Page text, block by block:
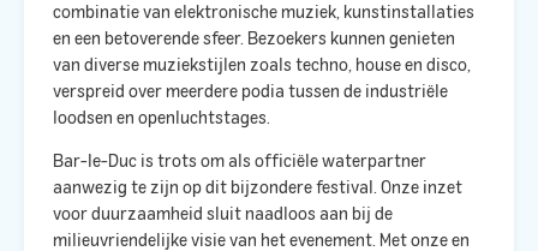
combinatie van elektronische muziek, kunstinstallaties
en een betoverende sfeer. Bezoekers kunnen genieten
van diverse muziekstijlen zoals techno, house en disco,
verspreid over meerdere podia tussen de industriële
loodsen en openluchtstages. ​
Bar-le-Duc is trots om als officiële waterpartner
aanwezig te zijn op dit bijzondere festival. Onze inzet
voor duurzaamheid sluit naadloos aan bij de
milieuvriendelijke visie van het evenement. Met onze en